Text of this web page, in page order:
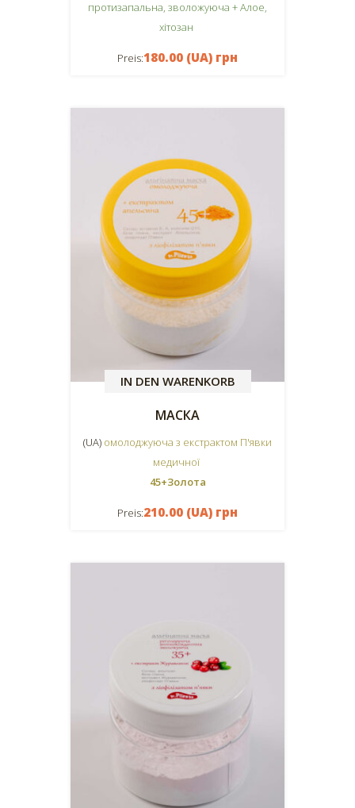
протизапальна, зволожуюча + Алое,
хітозан
Preis:180.00 (UA) грн
IN DEN WARENKORB
МАСКА
(UA) омолоджуюча з екстрактом П'явки
медичної
45+Золота
Preis:210.00 (UA) грн